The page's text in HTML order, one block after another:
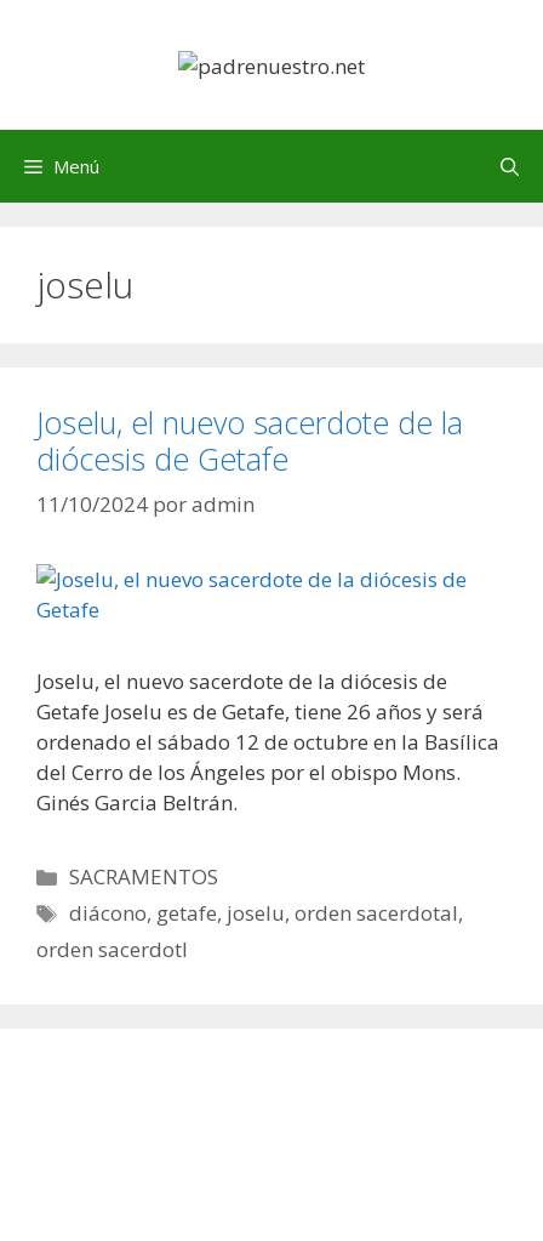
Menú
joselu
Joselu, el nuevo sacerdote de la
diócesis de Getafe
11/10/2024 poradmin
Joselu, el nuevo sacerdote de la diócesis de
Getafe Joselu es de Getafe, tiene 26 años y será
ordenado el sábado 12 de octubre en la Basílica
del Cerro de los Ángeles por el obispo Mons.
Ginés Garcia Beltrán.
Categorías
SACRAMENTOS
Etiquetas
diácono, getafe, joselu,orden sacerdotal,
orden sacerdotl